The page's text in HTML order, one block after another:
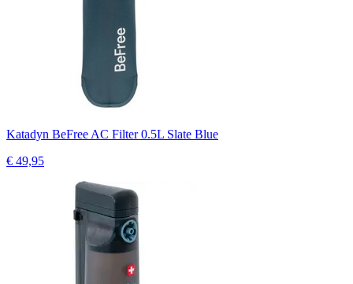
Katadyn BeFree AC Filter 0.5L Slate Blue
€ 49,95